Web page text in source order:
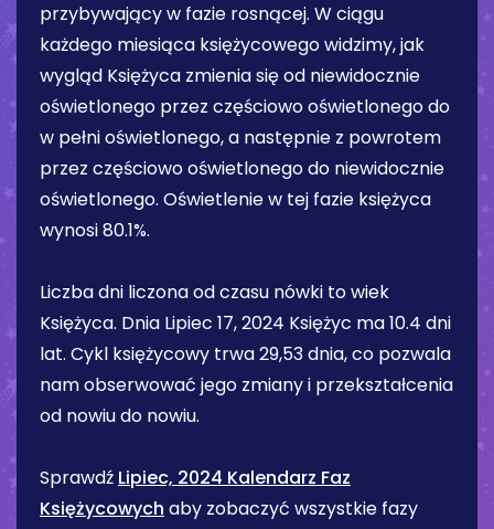
przybywający w fazie rosnącej. W ciągu
każdego miesiąca księżycowego widzimy, jak
wygląd Księżyca zmienia się od niewidocznie
oświetlonego przez częściowo oświetlonego do
w pełni oświetlonego, a następnie z powrotem
przez częściowo oświetlonego do niewidocznie
oświetlonego. Oświetlenie w tej fazie księżyca
wynosi80.1%.
Liczba dni liczona od czasu nówki to wiek
Księżyca. Dnia Lipiec 17, 2024 Księżyc ma10.4 dni
lat. Cykl księżycowy trwa 29,53 dnia, co pozwala
nam obserwować jego zmiany i przekształcenia
od nowiu do nowiu.
Sprawdź Lipiec, 2024 Kalendarz Faz
Księżycowych aby zobaczyć wszystkie fazy